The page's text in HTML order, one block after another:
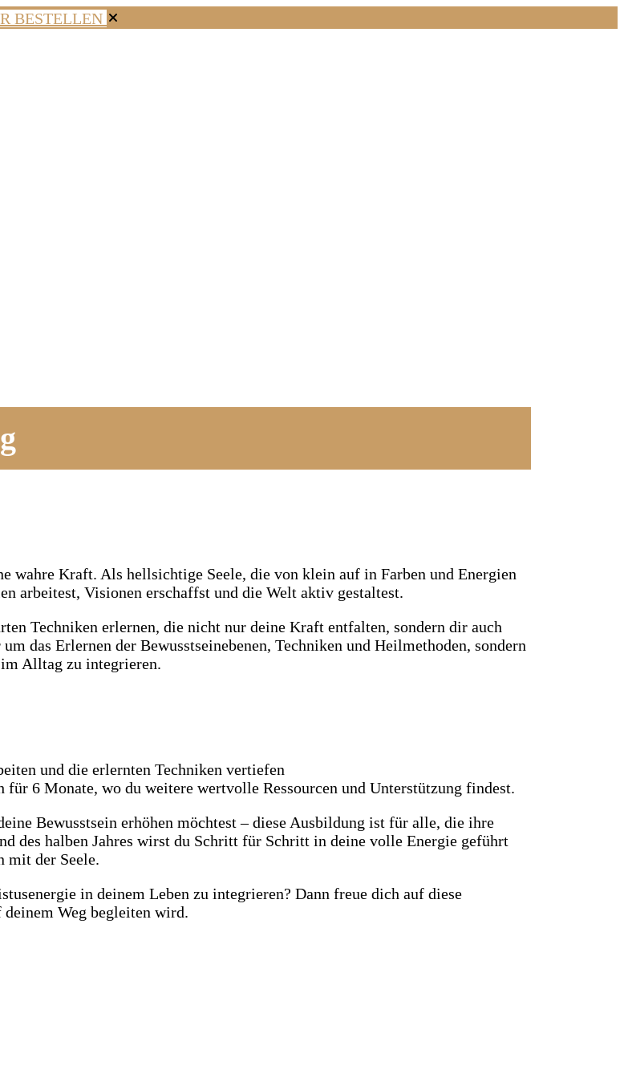
BESTELLEN
wahre Kraft. Als hellsichtige Seele, die von klein auf in Farben und Energien
arbeitest, Visionen erschaffst und die Welt aktiv gestaltest.
Techniken erlernen, die nicht nur deine Kraft entfalten, sondern dir auch
das Erlernen der Bewusstseinebenen, Techniken und Heilmethoden, sondern
Alltag zu integrieren.
und die erlernten Techniken vertiefen
6 Monate, wo du weitere wertvolle Ressourcen und Unterstützung findest.
Bewusstsein erhöhen möchtest – diese Ausbildung ist für alle, die ihre
des halben Jahres wirst du Schritt für Schritt in deine volle Energie geführt
mit der Seele.
in deinem Leben zu integrieren? Dann freue dich auf diese
Weg begleiten wird.